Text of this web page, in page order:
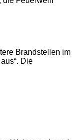
Brandstellen im
Die